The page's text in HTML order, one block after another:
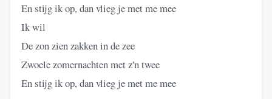
En stijg ik op, dan vlieg je met me mee
Ik wil
De zon zien zakken in de zee
Zwoele zomernachten met z'n twee
En stijg ik op, dan vlieg je met me mee